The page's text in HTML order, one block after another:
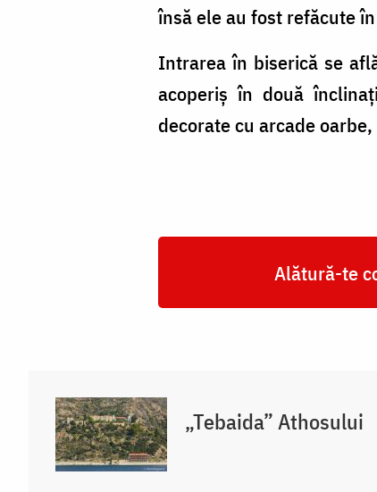
însă ele au fost refăcute
Intrarea în biserică se
acoperiș în două
decorate cu arcade
Alătură-te
„Tebaida” Athosului